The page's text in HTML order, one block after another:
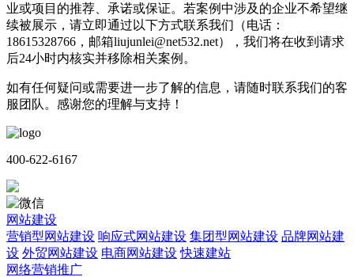
业或项目的推荐、承诺或保证。若案例中涉及的企业不希望继
续被展示，请立即通过以下方式联系我们（电话：
18615328766，邮箱liujunlei@net532.net），我们将在收到请求
后24小时内核实并移除相关案例。
如有任何疑问或需要进一步了解的信息，请随时联系我们的客
服团队。感谢您的理解与支持！
400-622-6167
网站建设
营销型网站建设 响应式网站建设 集团型网站建设 品牌网站建
设 外贸网站建设 电商网站建设 快速建站
网络营销推广